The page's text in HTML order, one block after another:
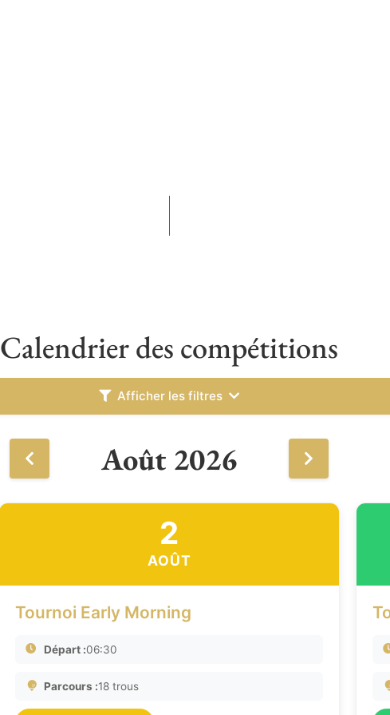
Calendrier des compétitions
Afficher les filtres
Août 2026
2
AOÛT
Tournoi Early Morning
Départ :06:30
Parcours :18 trous